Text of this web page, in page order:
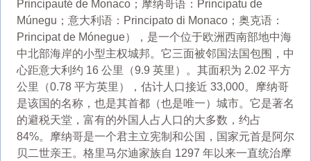
Principauté de Monaco；摩纳哥语：Principatu de
Múnegu；意大利语：Principato di Monaco；奥克语：
Principat de Mónegue），是一个位于欧洲西南部地中海
中北部海岸的小型主权城邦。它三面被邻国法国包围，中
心距意大利约 16 公里（9.9 英里）。其面积为 2.02 平方
公里（0.78 平方英里），估计人口接近 33,000。摩纳哥
是该国的名称，也是其首都（也是唯一）城市。它是著名
的避税天堂，富有的外国人占人口的大多数，约占
84%。摩纳哥是一个君主立宪制和公国，国家元首是阿尔
贝二世亲王。格里马尔迪家族自 1297 年以来一直统治摩